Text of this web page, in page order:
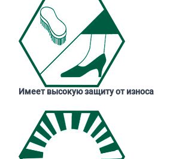
Имеет высокую защиту от износа